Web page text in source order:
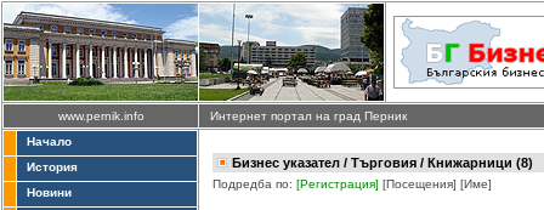
www.pernik.info
Интернет портал на град Перник
Начало
История
Новини
Бизнес указател / Търговия / Книжарници (8)
Подредба по: [Регистрация] [Посещения] [Име]